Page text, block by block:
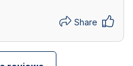
Share